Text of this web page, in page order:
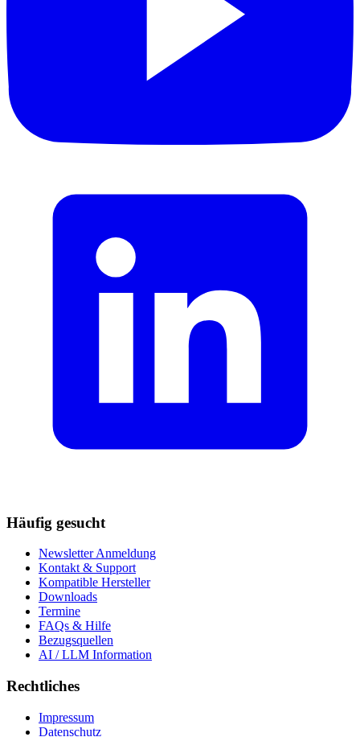
Häufig gesucht
Newsletter Anmeldung
Kontakt & Support
Kompatible Hersteller
Downloads
Termine
FAQs & Hilfe
Bezugsquellen
AI / LLM Information
Rechtliches
Impressum
Datenschutz